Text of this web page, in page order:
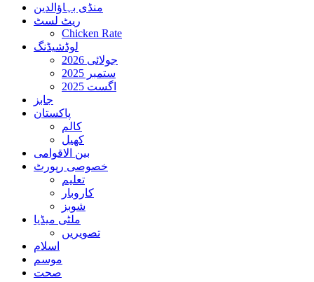
منڈی بہاؤالدین
ریٹ لسٹ
Chicken Rate
لوڈشیڈنگ
جولائی 2026
ستمبر 2025
اگست 2025
جابز
پاکستان
کالم
کھیل
بین الاقوامی
خصوصی رپورٹ
تعلیم
کاروبار
شوبز
ملٹی میڈیا
تصویریں
اسلام
موسم
صحت